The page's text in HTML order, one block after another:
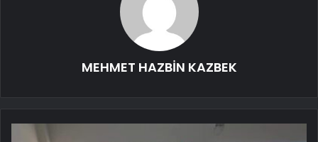
MEHMET HAZBİN KAZBEK